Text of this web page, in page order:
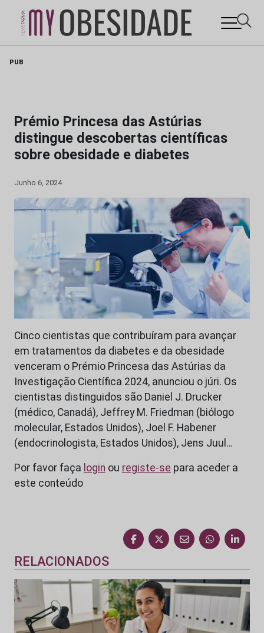
PUB
Prémio Princesa das Astúrias
distingue descobertas científicas
sobre obesidade e diabetes
Junho 6, 2024
Cinco cientistas que contribuíram para avançar
em tratamentos da diabetes e da obesidade
venceram o Prémio Princesa das Astúrias da
Investigação Científica 2024, anunciou o júri. Os
cientistas distinguidos são Daniel J. Drucker
(médico, Canadá), Jeffrey M. Friedman (biólogo
molecular, Estados Unidos), Joel F. Habener
(endocrinologista, Estados Unidos), Jens Juul…
Por favor faça login ou registe-se para aceder a
este conteúdo
RELACIONADOS